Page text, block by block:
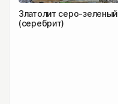
Златолит серо-зеленый
(серебрит)